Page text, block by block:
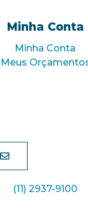
Minha Conta
Minha Conta
Meus
(11) 2937-9100